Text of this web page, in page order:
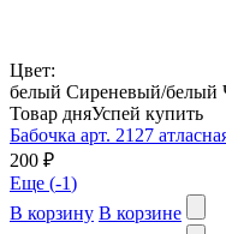
Цвет:
белый Сиреневый/белый
Товар дняУспей купить
Бабочка арт. 2127
200 ₽
Еще (-1)
В корзину В корзине